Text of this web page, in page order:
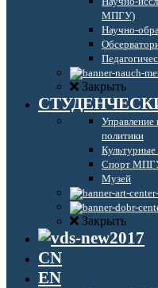
МПГУ)
Научно-
Закрыть
Управление
политики
Спорт
Музей
Закрыть
CN
EN